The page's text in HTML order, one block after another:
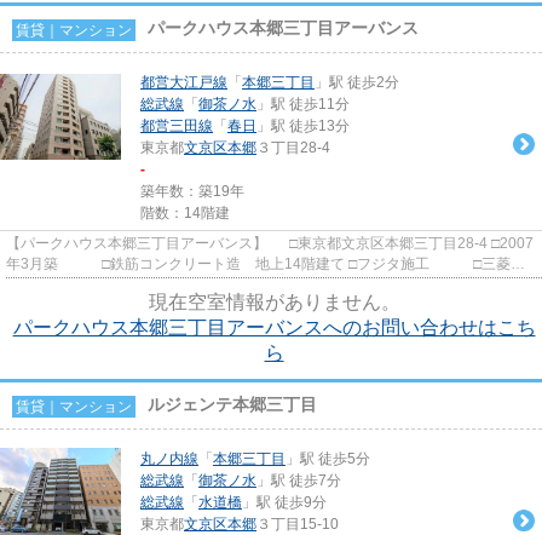
賃貸｜マンション パークハウス本郷三丁目アーバンス
都営大江戸線 「 本郷三丁目 」駅 徒歩2分
総武線 「 御茶ノ水 」駅 徒歩11分
都営三田線 「 春日 」駅 徒歩13分
東京都文京区本郷 ３丁目28-4
-
築年数：築19年
階数：14階建
【パークハウス本郷三丁目アーバンス】 □東京都文京区本郷三丁目28-4 □2007
年3月築 □鉄筋コンクリート造 地上14階建て □フジタ施工 □三菱地
現在空室情報がありません。
パークハウス本郷三丁目アーバンスへのお問い合わせはこち
ら
賃貸｜マンション ルジェンテ本郷三丁目
丸ノ内線 「 本郷三丁目 」駅 徒歩5分
総武線 「 御茶ノ水 」駅 徒歩7分
総武線 「 水道橋 」駅 徒歩9分
東京都文京区本郷 ３丁目15-10